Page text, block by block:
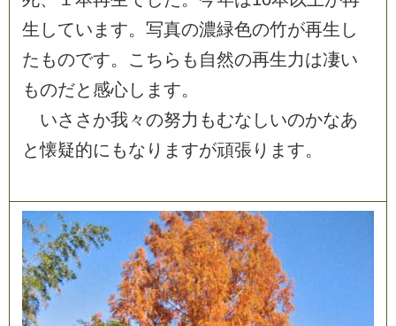
生 してい ま す。 写真の濃緑色の竹が再生 し
た ものです。 こ ち ら も 自然の再生力は凄い
ものだと 感心し ま す。
いさ さ か我 々の努力 もむな しいのかなあ
と懐疑的に もな り ま すが頑張 り ま す。